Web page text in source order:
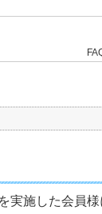
施した会員